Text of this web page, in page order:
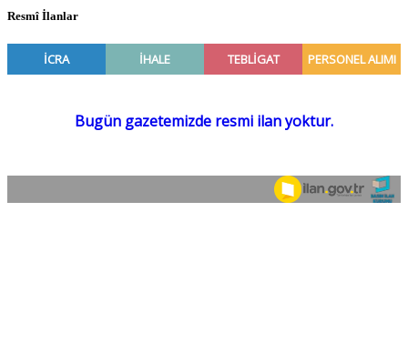
Resmî İlanlar